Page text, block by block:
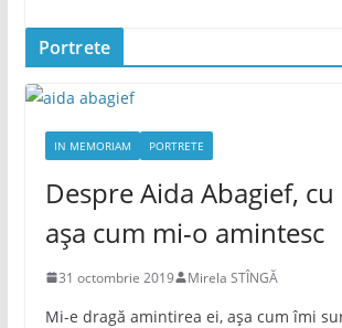
Portrete
IN MEMORIAM PORTRETE
Despre Aida Abagief,
așa cum mi-o amintesc
31 octombrie 2019 Mirela STÎNGĂ
Mi-e dragă amintirea ei, așa cum îmi